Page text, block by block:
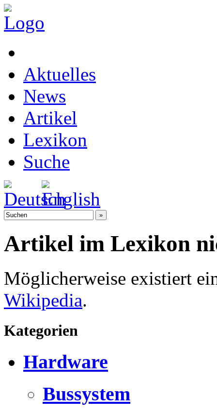
Aktuelles
News
Artikel
Lexikon
Suche
Artikel im Lexikon
Möglicherweise existiert
Wikipedia.
Kategorien
Hardware
Bussystem